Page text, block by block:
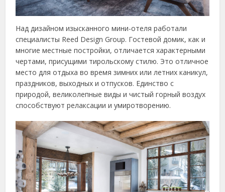
Над дизайном изысканного мини-отеля работали
специалисты Reed Design Group. Гостевой домик, как и
многие местные постройки, отличается характерными
чертами, присущими тирольскому стилю. Это отличное
место для отдыха во время зимних или летних каникул,
праздников, выходных и отпусков. Единство с
природой, великолепные виды и чистый горный воздух
способствуют релаксации и умиротворению.